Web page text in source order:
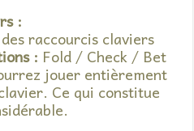
:
raccourcis claviers
: Fold / Check / Bet
jouer entièrement
Ce qui constitue